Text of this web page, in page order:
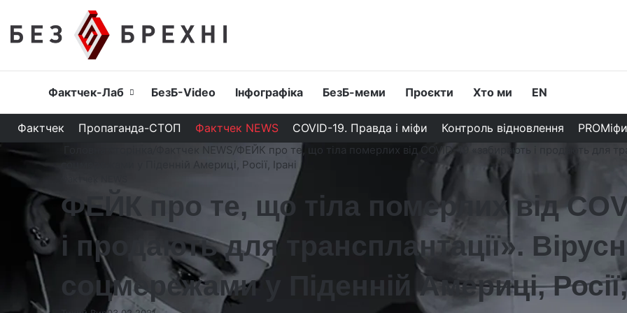
Головна
Фактчек-Лаб БезБ-Video Інфографіка БезБ-меми Проєкти Хто ми EN
Фактчек Пропаганда-СТОП Фактчек NEWS COVID-19. Правда і міфи Контроль відновлення PROМіфи
Фактчек NEWS/ФЕЙК про те, що тіла померлих від COVID-19 «забирають і продають для
соцмережами у Піденній Америці, Росії, Ірані
ФЕЙК про те, що тіла померлих від
і продають для трансплантації».
соцмережами у Піденній Америці, Росії,